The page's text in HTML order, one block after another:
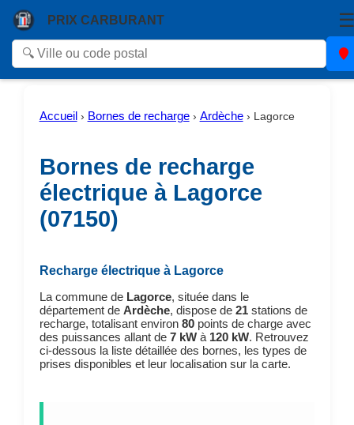
PRIX CARBURANT
Accueil › Bornes de recharge› Ardèche› Lagorce
Bornes de recharge
électrique à Lagorce
(07150)
Recharge électrique à Lagorce
La commune de Lagorce, située dans le
département de Ardèche, dispose de 21stations de
recharge, totalisant environ 80points de charge avec
des puissances allant de 7 kWà 120 kW. Retrouvez
ci-dessous la liste détaillée des bornes, les types de
prises disponibles et leur localisation sur la carte.